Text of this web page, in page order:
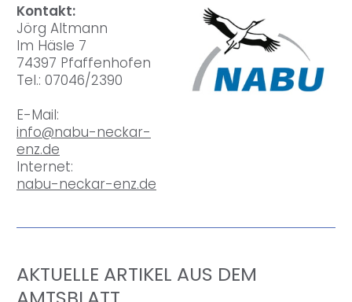
Kontakt:
Jörg Altmann
Im Häsle 7
74397 Pfaffenhofen
Tel.: 07046/2390
E-Mail:
info@nabu-neckar-
enz.de
Internet:
nabu-neckar-enz.de
AKTUELLE ARTIKEL AUS DEM